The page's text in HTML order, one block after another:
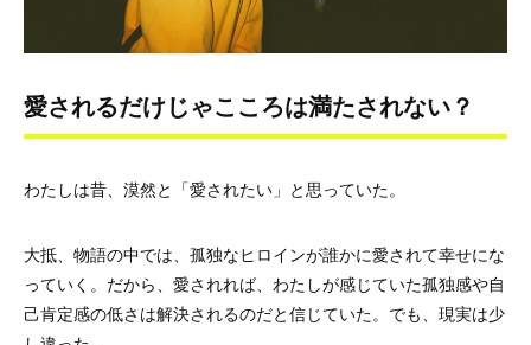
愛されるだけじゃこころは満たされない？
わたしは昔、漠然と「愛されたい」と思っていた。
大抵、物語の中では、孤独なヒロインが誰かに愛されて幸せにな
っていく。だから、愛されれば、わたしが感じていた孤独感や自
己肯定感の低さは解決されるのだと信じていた。でも、現実は少